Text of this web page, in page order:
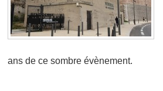
ans de ce sombre évènement.